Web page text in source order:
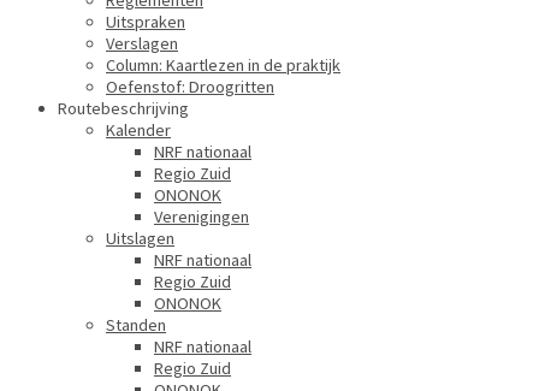
Uitspraken
Verslagen
Column: Kaartlezen in de praktijk
Oefenstof: Droogritten
Routebeschrijving
Kalender
NRF nationaal
Regio Zuid
ONONOK
Verenigingen
Uitslagen
NRF nationaal
Regio Zuid
ONONOK
Standen
NRF nationaal
Regio Zuid